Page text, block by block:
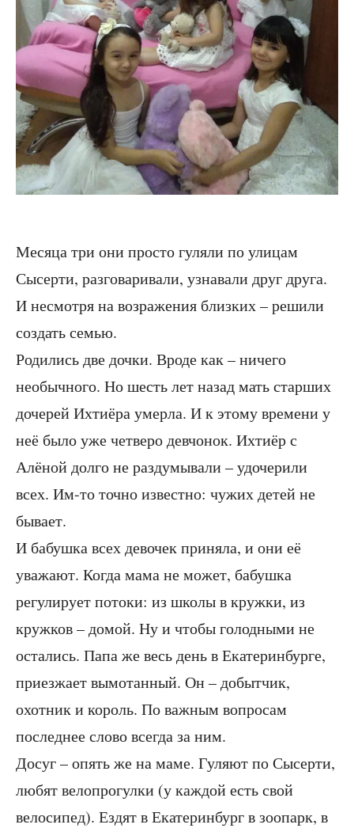
Месяца три они просто гуляли по улицам
Сысерти, разговаривали, узнавали друг друга.
И несмотря на возражения близких – решили
создать семью.
Родились две дочки. Вроде как – ничего
необычного. Но шесть лет назад мать старших
дочерей Ихтиёра умерла. И к этому времени у
неё было уже четверо девчонок. Ихтиёр с
Алёной долго не раздумывали – удочерили
всех. Им-то точно известно: чужих детей не
бывает.
И бабушка всех девочек приняла, и они её
уважают. Когда мама не может, бабушка
регулирует потоки: из школы в кружки, из
кружков – домой. Ну и чтобы голодными не
остались. Папа же весь день в Екатеринбурге,
приезжает вымотанный. Он – добытчик,
охотник и король. По важным вопросам
последнее слово всегда за ним.
Досуг – опять же на маме. Гуляют по Сысерти,
любят велопрогулки (у каждой есть свой
велосипед). Ездят в Екатеринбург в зоопарк, в